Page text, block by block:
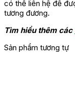
có thể liên hệ để
tương đương.
Tìm hiểu thêm các
Sản phẩm tương tự